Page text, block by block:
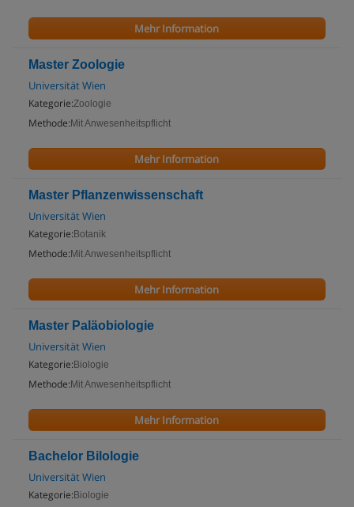
Mehr Information
Master Zoologie
Universität Wien
Kategorie:Zoologie
Methode: Mit Anwesenheitspflicht
Mehr Information
Master Pflanzenwissenschaft
Universität Wien
Kategorie: Botanik
Methode: Mit Anwesenheitspflicht
Mehr Information
Master Paläobiologie
Universität Wien
Kategorie: Biologie
Methode: Mit Anwesenheitspflicht
Mehr Information
Bachelor Bilologie
Universität Wien
Kategorie: Biologie